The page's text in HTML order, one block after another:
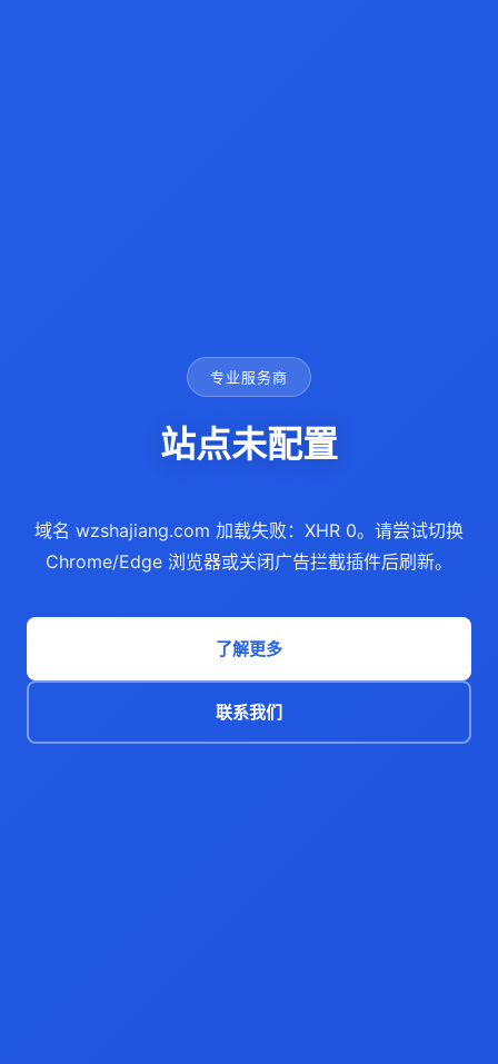
专业服务商
站点未配置
域名 wzshajiang.com 加载失败：XHR 0。请尝试切换
Chrome/Edge 浏览器或关闭广告拦截插件后刷新。
了解更多
联系我们